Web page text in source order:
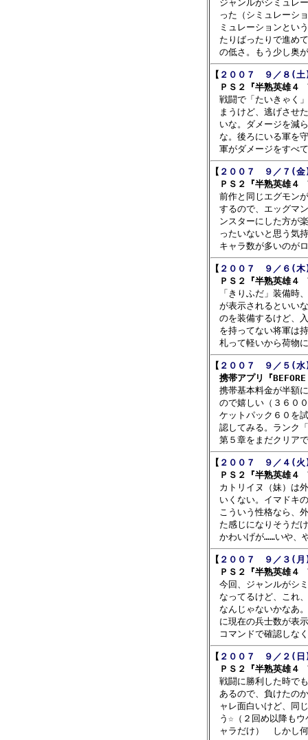
ジャンルがシミュレ
った（シミュレーシ
ミュレーションとい
たりばったりで進め
【 ２００７　９／８(
ＰＳ２『半熟英雄４
戦闘で「たいきゃく
まうけど、逃げさせ
いな。ダメージを減
な。後ろにいる軍を
【 ２００７　９／７(
ＰＳ２『半熟英雄４
前作と同じエグモン
するので、エッグマ
ンスターにした方が
ったいないと思う気
【 ２００７　９／６(
ＰＳ２『半熟英雄４
「きりふだ」装備時
が表示されるといい
のを装備するけど、
を持ってない将軍は
【 ２００７　９／５(
携帯アプリ『
携帯基本料金が半額
ので嬉しい（３６０
ケットパック６０を
認してみる。ランク
【 ２００７　９／４(
ＰＳ２『半熟英雄４
カトリイヌ（妹）は
いくない。イマドキ
こういう性格なら、
た感じになりそうだ
【 ２００７　９／３(
ＰＳ２『半熟英雄４
今回、ジャンルがシ
なってるけど、これ
なんじゃないかなあ
に現在の兵士数が表
【 ２００７　９／２(
ＰＳ２『半熟英雄４
戦闘に勝利した時で
あるので、負けたの
ャレ面白いけど、同
う☆（２回め以降もウ